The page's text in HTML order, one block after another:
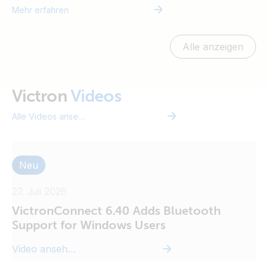
Mehr erfahren
Alle anzeigen
VictronVideos
Alle Videos ansehen
Neu
VictronConnect 6.40 Adds Bluetooth
Support for Windows Users
Video ansehen